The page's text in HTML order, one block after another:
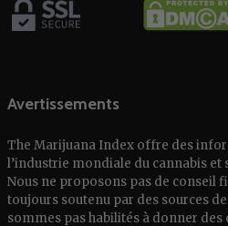
Avertissements
The Marijuana Index offre des
l’industrie mondiale du cannabis et
Nous ne proposons pas de conseil
toujours soutenu par des sources
sommes pas habilités à donner des